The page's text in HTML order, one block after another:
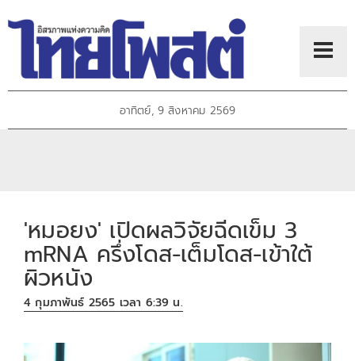
อาทิตย์, 9 สิงหาคม 2569
'หมอยง' เปิดผลวิจัยฉีดเข็ม 3
mRNA ครึ่งโดส-เต็มโดส-เข้าใต้
ผิวหนัง
4 กุมภาพันธ์ 2565 เวลา 6:39 น.